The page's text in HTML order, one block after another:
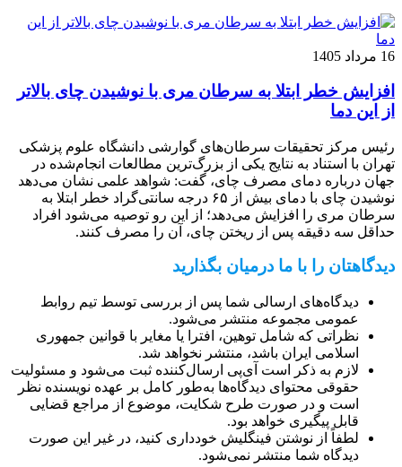
16 مرداد 1405
افزایش خطر ابتلا به سرطان مری با نوشیدن چای بالاتر
از این دما
رئیس مرکز تحقیقات سرطان‌های گوارشی دانشگاه علوم پزشکی
تهران با استناد به نتایج یکی از بزرگ‌ترین مطالعات انجام‌شده در
جهان درباره دمای مصرف چای، گفت: شواهد علمی نشان می‌دهد
نوشیدن چای با دمای بیش از ۶۵ درجه سانتی‌گراد خطر ابتلا به
سرطان مری را افزایش می‌دهد؛ از این رو توصیه می‌شود افراد
حداقل سه دقیقه پس از ریختن چای، آن را مصرف کنند.
دیدگاهتان را با ما درمیان بگذارید
دیدگاه‌های ارسالی شما پس از بررسی توسط تیم روابط
عمومی مجموعه منتشر می‌شود.
نظراتی که شامل توهین، افترا یا مغایر با قوانین جمهوری
اسلامی ایران باشد، منتشر نخواهد شد.
لازم به ذکر است آی‌پی ارسال‌کننده ثبت می‌شود و مسئولیت
حقوقی محتوای دیدگاه‌ها به‌طور کامل بر عهده نویسنده نظر
است و در صورت طرح شکایت، موضوع از مراجع قضایی
قابل پیگیری خواهد بود.
لطفاً از نوشتن فینگلیش خودداری کنید، در غیر این صورت
دیدگاه شما منتشر نمی‌شود.